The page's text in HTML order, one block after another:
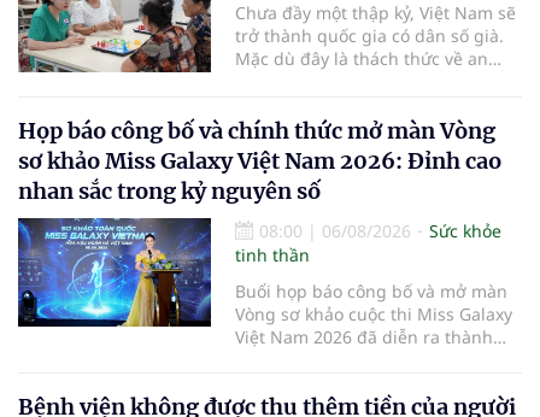
Chưa đầy một thập kỷ, Việt Nam sẽ
trở thành quốc gia có dân số già.
Mặc dù đây là thách thức về an
có giá trị hàng tỷ USD.
Họp báo công bố và chính thức mở màn Vòng
sơ khảo Miss Galaxy Việt Nam 2026: Đỉnh cao
nhan sắc trong kỷ nguyên số
08:00 | 06/08/2026
Sức khỏe
tinh thần
Buổi họp báo công bố và mở màn
Vòng sơ khảo cuộc thi Miss Galaxy
Việt Nam 2026 đã diễn ra thành
sắc quy mô, khác biệt và tiên
Bệnh viện không được thu thêm tiền của người